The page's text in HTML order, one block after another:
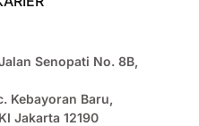
Senopati No. 8B,
Kebayoran Baru,
Jakarta 12190